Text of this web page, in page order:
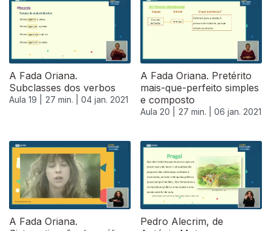
A Fada Oriana.
Subclasses dos verbos
Aula 19 | 27 min. | 04 jan. 2021
A Fada Oriana. Pretérito
mais-que-perfeito simples
e composto
Aula 20 | 27 min. | 06 jan. 2021
A Fada Oriana.
Pedro Alecrim, de